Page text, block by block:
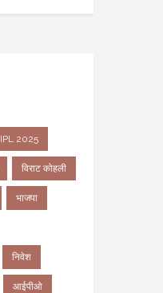
IPL 2025
विराट कोहली
भाजपा
निवेश
आईपीओ